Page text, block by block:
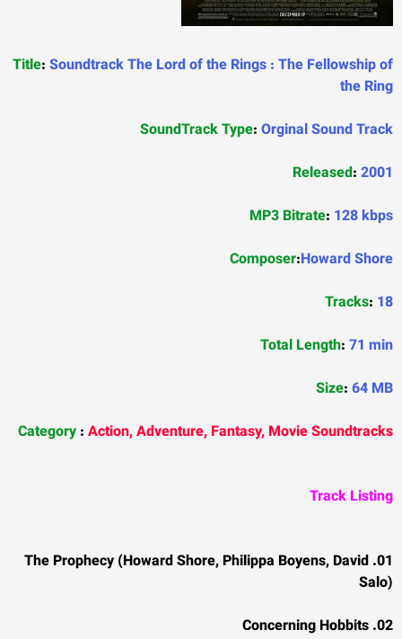
Title: Soundtrack The Lord of the Rings : The Fellowship of
the Ring
SoundTrack Type: Orginal Sound Track
Released: 2001
MP3 Bitrate: 128 kbps
Composer:Howard Shore
Tracks: 18
Total Length: 71 min
Size: 64 MB
Category : Action, Adventure, Fantasy, Movie Soundtracks
Track Listing
01. The Prophecy (Howard Shore, Philippa Boyens, David
Salo)
02. Concerning Hobbits